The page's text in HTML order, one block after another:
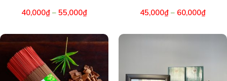
Hương Quế Trà Bồng
40,000₫ – 55,000₫
Hương Quế Trà Bồng
45,000₫ – 60,000₫